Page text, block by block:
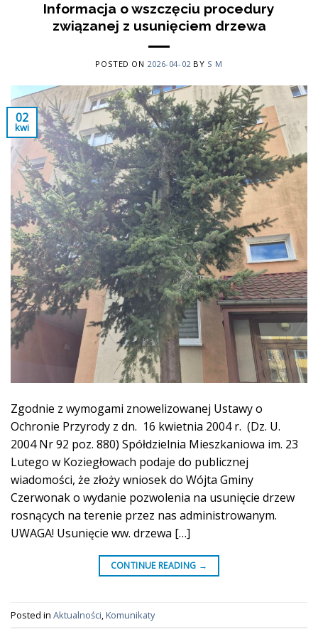
Informacja o wszczęciu procedury
związanej z usunięciem drzewa
POSTED ON 2026-04-02 BY S M
02
kwi
Zgodnie z wymogami znowelizowanej Ustawy o
Ochronie Przyrody z dn. 16 kwietnia 2004 r. (Dz. U.
2004 Nr 92 poz. 880) Spółdzielnia Mieszkaniowa im. 23
Lutego w Koziegłowach podaje do publicznej
wiadomości, że złoży wniosek do Wójta Gminy
Czerwonak o wydanie pozwolenia na usunięcie drzew
rosnących na terenie przez nas administrowanym.
UWAGA! Usunięcie ww. drzewa […]
CONTINUE READING →
Posted in Aktualności,Komunikaty